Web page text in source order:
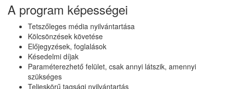
A program képességei
Tetszőleges média nyilvántartása
Kölcsönzések követése
Előjegyzések, foglalások
Késedelmi díjak
Paraméterezhető felület, csak annyi látszik, amennyi
szükséges
Teljeskörű tagsági nyilvántartás